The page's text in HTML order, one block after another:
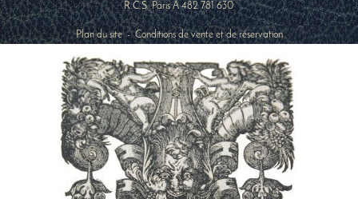
R.C.S. Paris A 482 781 630
Plan du site-Conditions de vente et de réservation